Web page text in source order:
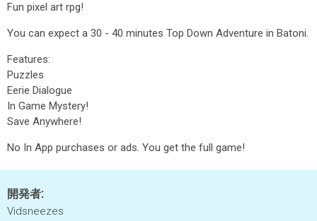
Fun pixel art rpg!
You can expect a 30 - 40 minutes Top Down Adventure in Batoni.
Features:
Puzzles
Eerie Dialogue
In Game Mystery!
Save Anywhere!
No In App purchases or ads. You get the full game!
開発者:
Vidsneezes